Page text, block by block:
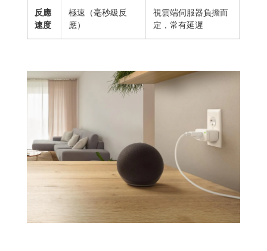
反應
速度
極速（毫秒級反
應）
視雲端伺服器負擔而
定，常有延遲